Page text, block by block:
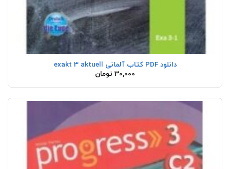
دانلود PDF کتاب آلمانی exakt 3 aktuell
30,000 تومان